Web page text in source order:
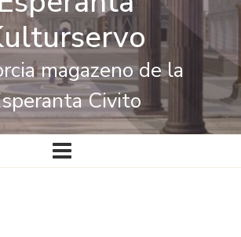
magazeno de la
Civito
Ĉefa
navigado